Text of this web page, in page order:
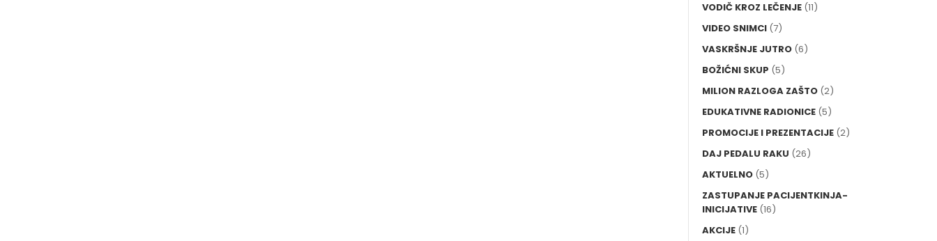
VODIČ KROZ LEČENJE (11)
VIDEO SNIMCI (7)
VASKRŠNJE JUTRO (6)
BOŽIĆNI SKUP (5)
MILION RAZLOGA ZAŠTO (2)
EDUKATIVNE RADIONICE (5)
PROMOCIJE I PREZENTACIJE (2)
DAJ PEDALU RAKU (26)
AKTUELNO (5)
ZASTUPANJE PACIJENTKINJA-
INICIJATIVE (16)
AKCIJE (1)